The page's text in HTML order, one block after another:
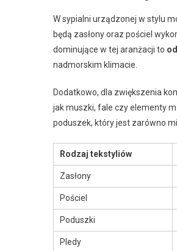
W sypialni urządzonej w stylu
będą zasłony oraz pościel
dominujące w tej aranżacji to
nadmorskim klimacie.
Dodatkowo, dla zwiększenia
jak muszki, fale czy elementy
poduszek, który jest zarówno
Rodzaj tekstyliów
Zasłony
Pościel
Poduszki
Pledy